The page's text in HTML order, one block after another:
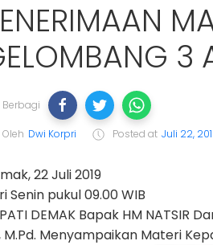
3
Berbagi
Oleh Dwi Korpri Posted at Juli 22,
22 Juli 2019
Senin pukul 09.00 WIB
DEMAK Bapak HM NATSIR
M.Pd. Menyampaikan Materi